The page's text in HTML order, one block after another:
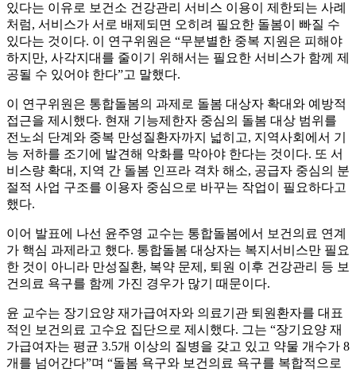
있다는 이유로 보건소 건강관리 서비스 이용이 제한되는 사례
처럼, 서비스가 서로 배제되면 오히려 필요한 돌봄이 빠질 수
있다는 것이다. 이 연구위원은 “무분별한 중복 지원은 피해야
하지만, 사각지대를 줄이기 위해서는 필요한 서비스가 함께 제
공될 수 있어야 한다”고 말했다.
이 연구위원은 통합돌봄의 과제로 돌봄 대상자 확대와 예방적
접근을 제시했다. 현재 기능제한자 중심의 돌봄 대상 범위를
전노쇠 단계와 중복 만성질환자까지 넓히고, 지역사회에서 기
능 저하를 조기에 발견해 악화를 막아야 한다는 것이다. 또 서
비스량 확대, 지역 간 돌봄 인프라 격차 해소, 공급자 중심의 분
절적 사업 구조를 이용자 중심으로 바꾸는 작업이 필요하다고
했다.
이어 발표에 나선 윤주영 교수는 통합돌봄에서 보건의료 연계
가 핵심 과제라고 했다. 통합돌봄 대상자는 복지서비스만 필요
한 것이 아니라 만성질환, 복약 문제, 퇴원 이후 건강관리 등 보
건의료 욕구를 함께 가진 경우가 많기 때문이다.
윤 교수는 장기요양 재가급여자와 의료기관 퇴원환자를 대표
적인 보건의료 고수요 집단으로 제시했다. 그는 “장기요양 재
가급여자는 평균 3.5개 이상의 질병을 갖고 있고 약물 개수가 8
개를 넘어간다”며 “돌봄 욕구와 보건의료 욕구를 복합적으로